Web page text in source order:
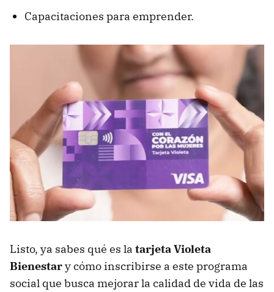
Capacitaciones para emprender.
Listo, ya sabes qué es la tarjeta Violeta
Bienestary cómo inscribirse a este programa
social que busca mejorar la calidad de vida de las